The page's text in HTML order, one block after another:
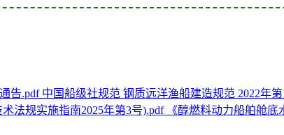
中国船级社规范 钢质远洋渔船建造规范 2022年
《醇燃料动力船舶舱